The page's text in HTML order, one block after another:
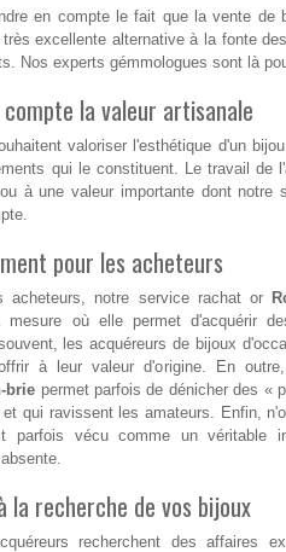
en compte le fait que la vente de
excellente alternative à la fonte
Nos experts gémmologues sont là
compte la valeur artisanale
valoriser l'esthétique d'un
qui le constituent. Le travail de
à une valeur importante dont notre
pour les acheteurs
acheteurs, notre service rachat or
mesure où elle permet d'acquérir
les acquéreurs de bijoux
à leur valeur d'origine. En
brie permet parfois de dénicher des «
qui ravissent les amateurs. Enfin,
parfois vécu comme un véritable
la recherche de vos bijoux
recherchent des affaires